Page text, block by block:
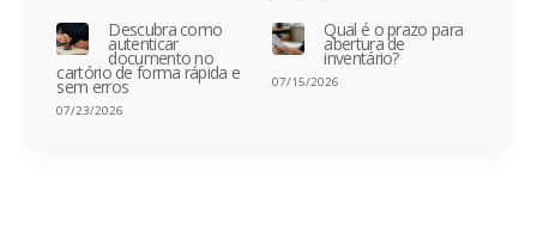
Descubra como
autenticar
documento no
cartório de forma rápida e
sem erros
07/23/2026
Qual é o prazo para
abertura de
inventário?
07/15/2026